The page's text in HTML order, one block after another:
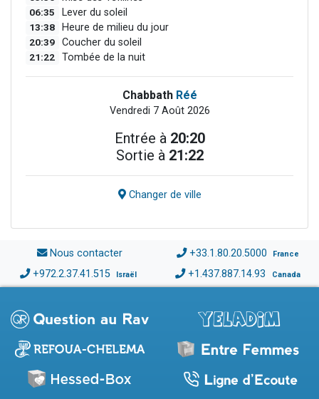
06:35 Lever du soleil
13:38 Heure de milieu du jour
20:39 Coucher du soleil
21:22 Tombée de la nuit
Chabbath Réé
Vendredi 7 Août 2026
Entrée à 20:20
Sortie à 21:22
Changer de ville
Nous contacter +33.1.80.20.5000 France
+972.2.37.41.515 Israël +1.437.887.14.93 Canada